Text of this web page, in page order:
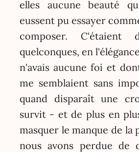
elles aucune beauté
eussent pu essayer
composer. C'étaient
quelconques, en
n'avais aucune foi et
me semblaient sans
quand disparaît une
survit - et de plus en
masquer le manque de la
nous avons perdue de